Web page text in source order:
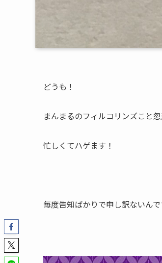
どうも！
まんまるのフィルコリンズこと忽
忙しくてハゲます！
毎度告知ばかりで申し訳ないん